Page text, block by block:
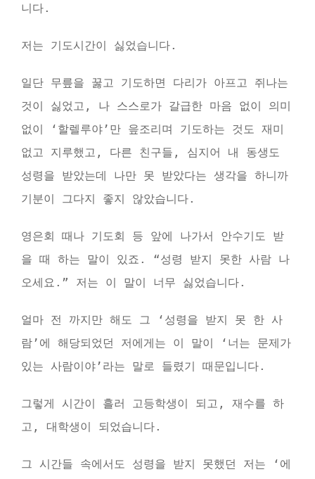
니다.
저는 기도시간이 싫었습니다.
일단 무릎을 꿇고 기도하면 다리가 아프고 쥐나는
것이 싫었고, 나 스스로가 갈급한 마음 없이 의미
없이 ‘할렐루야’만 읖조리며 기도하는 것도 재미
없고 지루했고, 다른 친구들, 심지어 내 동생도
성령을 받았는데 나만 못 받았다는 생각을 하니까
기분이 그다지 좋지 않았습니다.
영은회 때나 기도회 등 앞에 나가서 안수기도 받
을 때 하는 말이 있죠. “성령 받지 못한 사람 나
오세요.” 저는 이 말이 너무 싫었습니다.
얼마 전 까지만 해도 그 ‘성령을 받지 못 한 사
람’에 해당되었던 저에게는 이 말이 ‘너는 문제가
있는 사람이야’라는 말로 들렸기 때문입니다.
그렇게 시간이 흘러 고등학생이 되고, 재수를 하
고, 대학생이 되었습니다.
그 시간들 속에서도 성령을 받지 못했던 저는 ‘에